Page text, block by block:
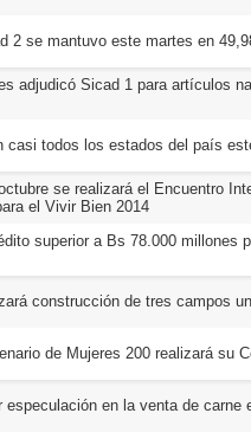
2 se mantuvo este martes en
adjudicó Sicad 1 para artículos
casi todos los estados del país
se realizará el Encuentro
el Vivir Bien 2014
superior a Bs 78.000 millones
construcción de tres campos
de Mujeres 200 realizará su
especulación en la venta de carne